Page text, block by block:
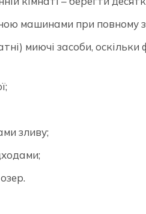
машинами при повному
миючі засоби,
зливу;